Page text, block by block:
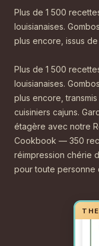
Plus de 1 500
louisianaises.
plus encore, issus
Plus de 1 500
louisianaises.
plus encore,
cuisiniers cajuns.
étagère avec notre
Cookbook — 350
réimpression chérie
pour toute personne